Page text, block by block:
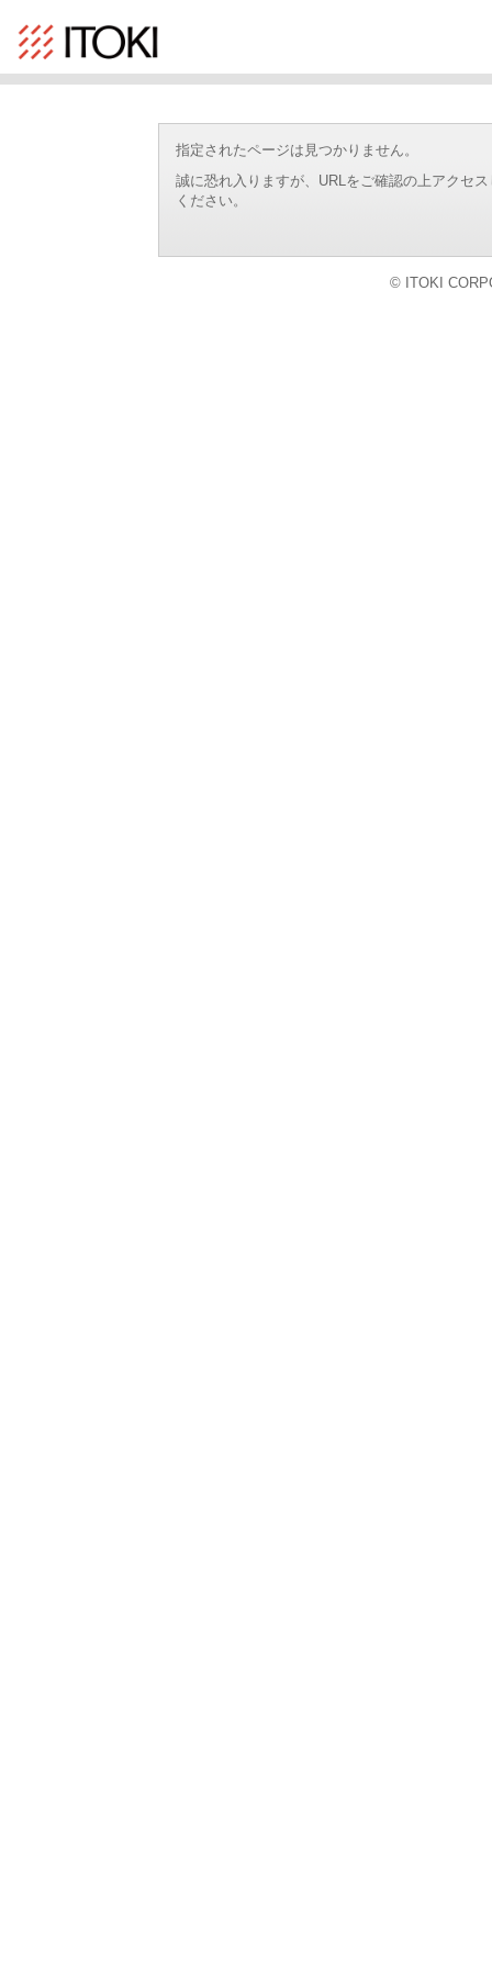
指定されたページは見つかりません。
誠に恐れ入りますが、URLをご確認の上アクセ
ください。
© ITOKI